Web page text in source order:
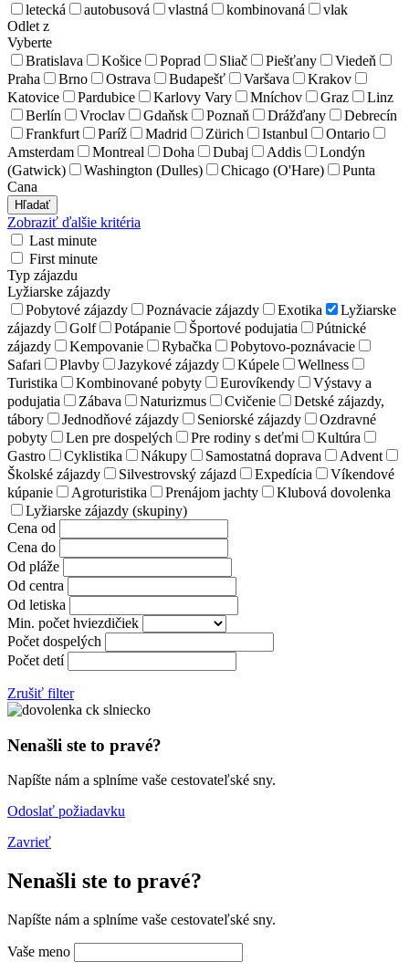
letecká
autobusová vlastná kombinovaná
vlak
Odlet z
Vyberte
Bratislava
Košice Poprad Sliač Piešťany
Viedeň
Praha
Brno Ostrava Budapešť Varšava
Krakov
Katovice
Pardubice Karlovy Vary Mníchov Graz
Linz
Berlín
Vroclav Gdaňsk Poznaň Drážďany
Debrecín
Frankfurt
Paríž Madrid Zürich Istanbul
Ontario
Amsterdam
Montreal Doha Dubaj Addis
Londýn
(Gatwick)
Washington (Dulles) Chicago (O'Hare)
Punta
Cana
Hľadať
Zobraziť ďalšie kritéria
Last minute
First minute
Typ zájazdu
Lyžiarske zájazdy
Pobytové zájazdy
Poznávacie zájazdy Exotika
Lyžiarske
zájazdy
Golf Potápanie Športové podujatia
Pútnické
zájazdy
Kempovanie Rybačka
Pobytovo-poznávacie
Safari
Plavby Jazykové zájazdy Kúpele
Wellness
Turistika
Kombinované pobyty Eurovíkendy
Výstavy a
podujatia
Zábava Naturizmus Cvičenie
Detské zájazdy,
tábory
Jednodňové zájazdy Seniorské zájazdy
Ozdravné
pobyty
Len pre dospelých Pre rodiny s deťmi
Kultúra
Gastro
Cyklistika Nákupy Samostatná doprava
Advent
Školské zájazdy
Silvestrovský zájazd Expedícia
Víkendové
kúpanie
Agroturistika Prenájom jachty
Klubová dovolenka
Lyžiarske zájazdy (skupiny)
Cena od
Cena do
Od pláže
Od centra
Od letiska
Min. počet hviezdičiek
Počet dospelých
Počet detí
Zrušiť filter
Nenašli ste to pravé?
Napíšte nám a splníme vaše cestovateľské sny.
Odoslať požiadavku
Zavrieť
Nenašli ste to pravé?
Napíšte nám a splníme vaše cestovateľské sny.
Vaše meno